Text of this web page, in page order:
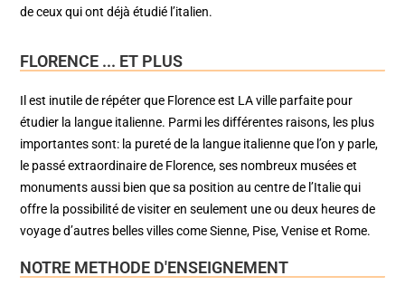
de ceux qui ont déjà étudié l’italien.
FLORENCE ... ET PLUS
Il est inutile de répéter que Florence est LA ville parfaite pour
étudier la langue italienne. Parmi les différentes raisons, les plus
importantes sont: la pureté de la langue italienne que l’on y parle,
le passé extraordinaire de Florence, ses nombreux musées et
monuments aussi bien que sa position au centre de l’Italie qui
offre la possibilité de visiter en seulement une ou deux heures de
voyage d’autres belles villes come Sienne, Pise, Venise et Rome.
NOTRE METHODE D'ENSEIGNEMENT